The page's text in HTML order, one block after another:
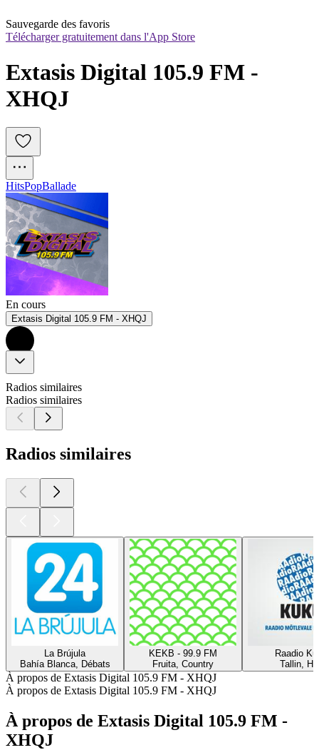
Sauvegarde des favoris
Télécharger gratuitement dans l'App Store
Extasis Digital 105.9 FM -
XHQJ
HitsPopBallade
En cours
Extasis Digital 105.9 FM - XHQJ
Radios similaires
Radios similaires
Radios similaires
La Brújula
Bahía Blanca, Débats
KEKB - 99.9 FM
Fruita, Country
Raadio
Tallin,
À propos de Extasis Digital 105.9 FM - XHQJ
À propos de Extasis Digital 105.9 FM - XHQJ
À propos de Extasis Digital 105.9 FM -
XHQJ